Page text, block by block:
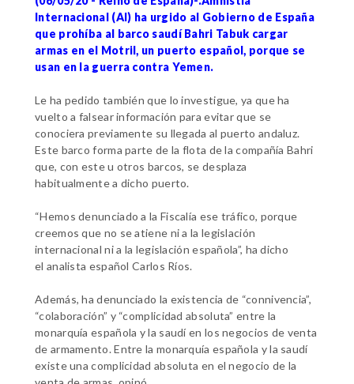
Internacional (AI) ha urgido al Gobierno de España
que prohíba al barco saudí Bahri Tabuk cargar
armas en el Motril, un puerto español, porque se
usan en la guerra contra Yemen.
Le ha pedido también que lo investigue, ya que ha
vuelto a falsear información para evitar que se
conociera previamente su llegada al puerto andaluz.
Este barco forma parte de la flota de la compañía Bahri
que, con este u otros barcos, se desplaza
habitualmente a dicho puerto.
“Hemos denunciado a la Fiscalía ese tráfico, porque
creemos que no se atiene ni a la legislación
internacional ni a la legislación española”, ha dicho
el analista español Carlos Ríos.
Además, ha denunciado la existencia de “connivencia”,
“colaboración” y “complicidad absoluta” entre la
monarquía española y la saudí en los negocios de venta
de armamento.Entre la monarquía española y la saudí
existe una complicidad absoluta en el negocio de la